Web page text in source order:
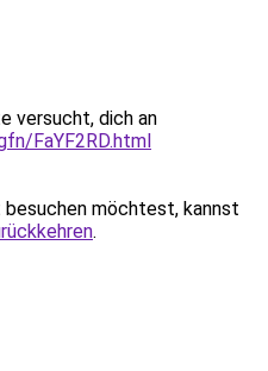
versucht, dich an
FaYF2RD.html
möchtest, kannst
.